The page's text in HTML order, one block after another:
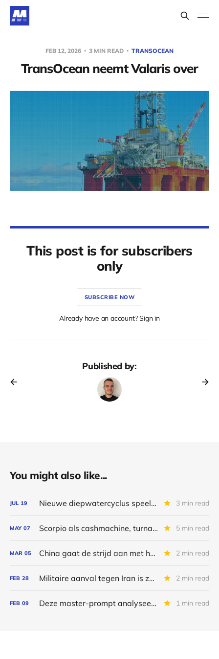
FEB 12, 2026 3 MIN READ TRANSOCEAN
TransOcean neemt Valaris over
This post is for subscribers
only
SUBSCRIBE NOW
Already have an account? Sign in
Published by:
You might also like...
JUL 19 Nieuwe diepwatercyclus speelt Transocean in de kaart 3 min read
MAY 07 Scorpio als cashmachine, turnaround bij Peabody en herstel bij Transocean 5 min read
MAR 05 China gaat de strijd aan met het Westen over gas en olie 2 min read
FEB 28 Militaire aanval tegen Iran is zonet gestart 2 min read
FEB 09 Deze master-prompt analyseert aandelen à la Macrotrends 1 min read